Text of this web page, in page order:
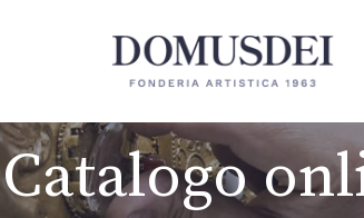
Catalogo